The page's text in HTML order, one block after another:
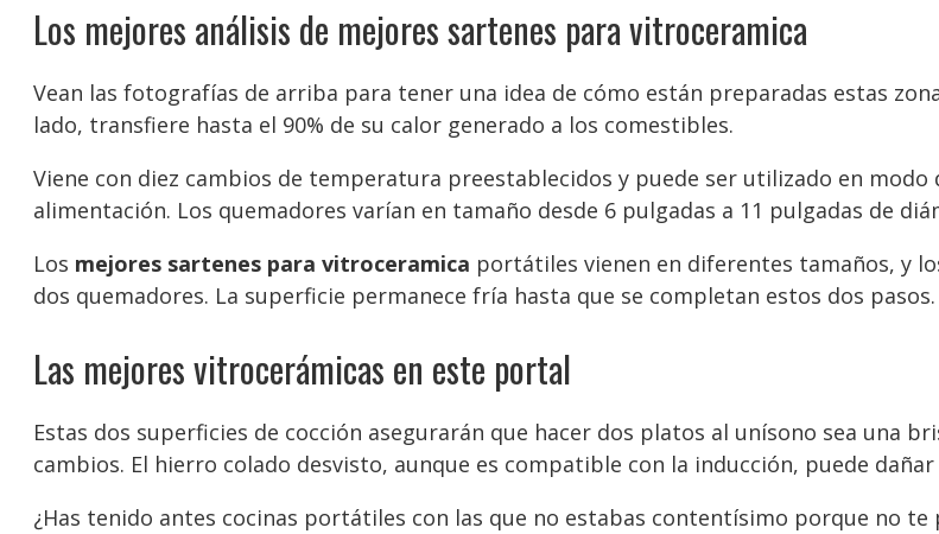
Los mejores análisis de mejores sartenes para vitroceramica
Vean las fotografías de arriba para tener una idea de cómo están preparadas estas
lado, transfiere hasta el 90% de su calor generado a los comestibles.
Viene con diez cambios de temperatura preestablecidos y puede ser utilizado en
alimentación. Los quemadores varían en tamaño desde 6 pulgadas a 11 pulgadas de
Los mejores sartenes para vitroceramica portátiles vienen en diferentes tamaños, y
dos quemadores. La superficie permanece fría hasta que se completan estos dos pasos.
Las mejores vitrocerámicas en este portal
Estas dos superficies de cocción asegurarán que hacer dos platos al unísono sea una
cambios. El hierro colado desvisto, aunque es compatible con la inducción, puede
¿Has tenido antes cocinas portátiles con las que no estabas contentísimo porque no te